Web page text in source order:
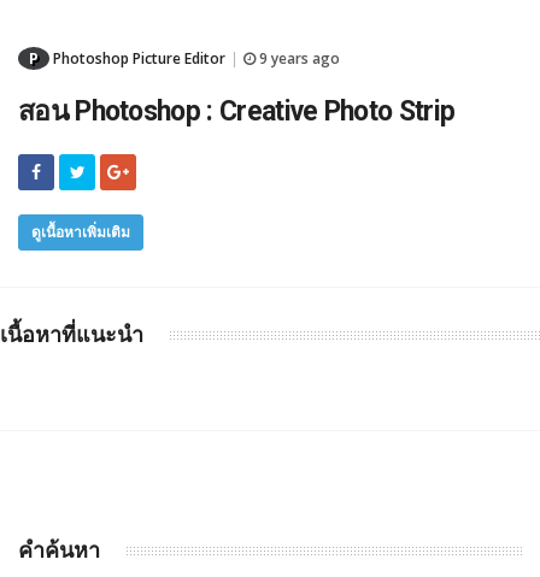
P Photoshop Picture Editor 9 years ago
สอน Photoshop : Creative Photo Strip
ดูเนื้อหาเพิ่มเติม
เนื้อหาที่แนะนำ
คำค้นหา